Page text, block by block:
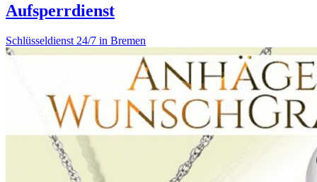
Aufsperrdienst
Schlüsseldienst 24/7 in Bremen